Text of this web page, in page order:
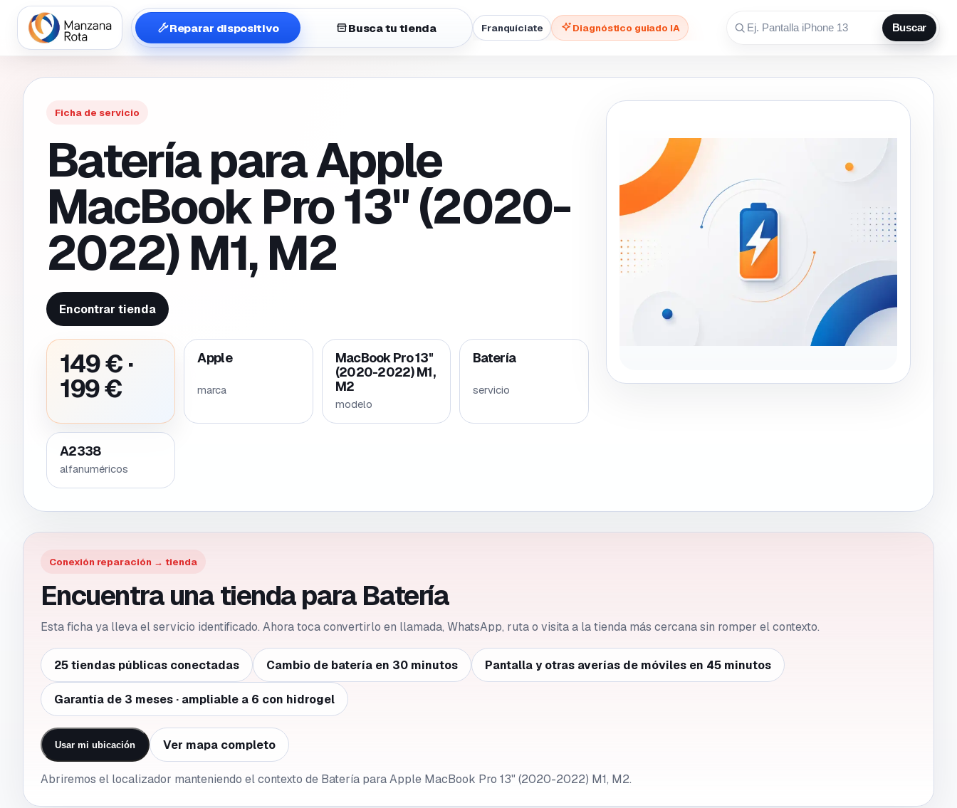
Reparar dispositivo Busca tu tienda Franquíciate Diagnóstico guiado IA Buscar
Ficha de servicio
Batería para Apple
MacBook Pro 13" (2020-
2022) M1, M2
Encontrar tienda
149 € ·
199 €
Apple
marca
MacBook Pro 13"
(2020-2022) M1,
M2
modelo
Batería
servicio
A2338
alfanuméricos
Conexión reparación → tienda
Encuentra una tienda para Batería
Esta ficha ya lleva el servicio identificado. Ahora toca convertirlo en llamada, WhatsApp, ruta o visita a la tienda más cercana sin romper el contexto.
25 tiendas públicas conectadas Cambio de batería en 30 minutos Pantalla y otras averías de móviles en 45 minutos
Garantía de 3 meses · ampliable a 6 con hidrogel
Usar mi ubicación Ver mapa completo
Abriremos el localizador manteniendo el contexto de Batería para Apple MacBook Pro 13" (2020-2022) M1, M2.